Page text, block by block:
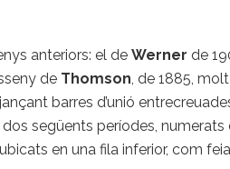
anteriors: el deWernerde
de Thomson, de 1885,
barres d’unió
següents períodes,
en una fila inferior, com